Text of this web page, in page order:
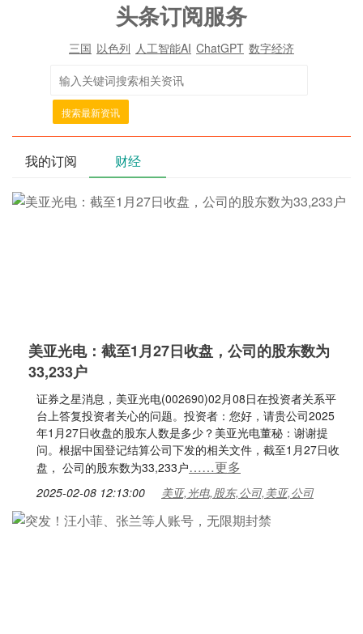
头条订阅服务
三国 以色列 人工智能AI ChatGPT 数字经济
搜索最新资讯
我的订阅 财经
美亚光电：截至1月27日收盘，公司的股东数为
33,233户
证券之星消息，美亚光电(002690)02月08日在投资者关系平
台上答复投资者关心的问题。投资者：您好，请贵公司2025
年1月27日收盘的股东人数是多少？美亚光电董秘：谢谢提
问。根据中国登记结算公司下发的相关文件，截至1月27日收
盘， 公司的股东数为33,233户……更多
2025-02-08 12:13:00 美亚,光电,股东,公司,美亚,公司